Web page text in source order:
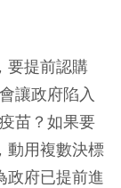
要提前認購
讓政府陷入
苗？如果要
動用複數決標
政府已提前進